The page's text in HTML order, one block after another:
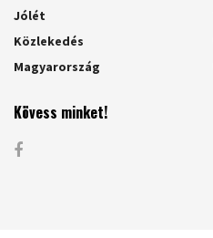
Jólét
Közlekedés
Magyarország
Kövess minket!